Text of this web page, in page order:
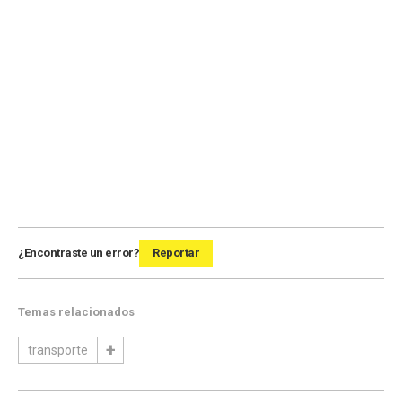
¿Encontraste un error? Reportar
Temas relacionados
transporte